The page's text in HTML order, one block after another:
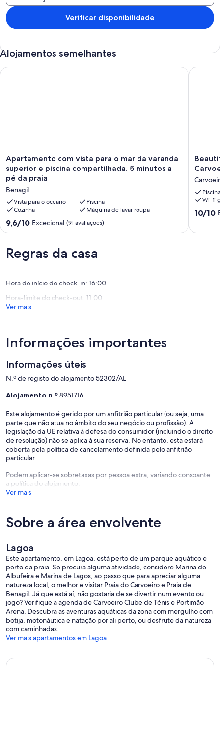
Verificar disponibilidade
Alojamentos semelhantes
Apartamento
com
vista
para
o
mar
da
varanda
superior
compartilhada.
a
da
praia
Apartamento com vista para o mar da varanda
superior e piscina compartilhada. 5 minutos a
pé da praia
Benagil
Vista para o oceano
Piscina
Cozinha
Máquina de lavar roupa
Pontuação
de
de
um
10,
(91
avaliações)
9,6/10 Excecional (91 avaliações)
Apartamento com vista para o mar da varanda superior e
the
beach
Ga
Piscina
Wi-fi
10/10
Regras da casa
Hora de início do check-in: 16:00
Hora-limite do check-out: 11:00
Ver mais
Informações importantes
Informações úteis
N.º de registo do alojamento 52302/AL
Alojamento n.º8951716
Este alojamento é gerido por um anfitrião particular (ou seja, uma
parte que não atua no âmbito do seu negócio ou profissão). A
legislação da UE relativa à defesa do consumidor (incluindo o direito
de resolução) não se aplica à sua reserva. No entanto, esta estará
coberta pela política de cancelamento definida pelo anfitrião
particular.
Podem aplicar-se sobretaxas por pessoa extra, variando consoante
a política do alojamento.
Ver mais
Sobre a área envolvente
Lagoa
Este apartamento, em Lagoa, está perto de um parque aquático e
perto da praia. Se procura alguma atividade, considere Marina de
Albufeira e Marina de Lagos, ao passo que para apreciar alguma
natureza local, o melhor é visitar Praia do Carvoeiro e Praia de
Benagil. Já que está aí, não gostaria de se divertir num evento ou
jogo? Verifique a agenda de Carvoeiro Clube de Ténis e Portimão
Arena. Descubra as aventuras aquáticas da zona com mergulho com
botija, motonáutica e natação por ali perto, ou desfrute da natureza
com caminhadas.
Ver mais apartamentos em Lagoa